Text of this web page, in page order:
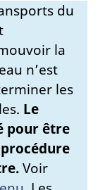
du
la
n’est
les
Le
pour être
Voir